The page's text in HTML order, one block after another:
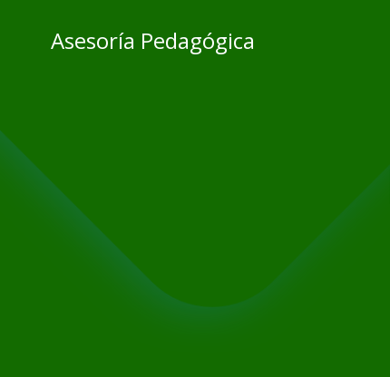
contentAsesoría Pedagógica